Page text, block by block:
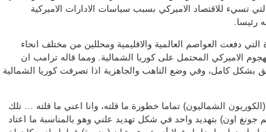
تسيء للاقتصاد الاميركي بسبب سياسات الادارات الاميركية
رئيسا.
دفعت العواصم العالمية والاقليمية ومحللين من مختلف انحاء
الاميركي المحتمل على كوريا الشمالية. ومما قاله ترامب ان
بشكل كامل، وفي وضع التاهب والجاهزية اذا تصرفت كوريا الشمالية
الشماليون) تماما خطورة ما قلته، وانا اعني ما قلته … تلك
جونغ اون) بتهديد واحد في شكل تهديد علني وهو بالمناسبة ما اعتاد